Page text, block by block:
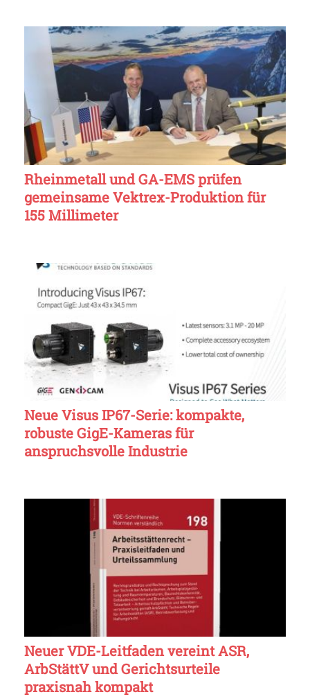
Rheinmetall und GA-EMS prüfen
gemeinsame Vektrex-Produktion für
155 Millimeter
Neue Visus IP67-Serie: kompakte,
robuste GigE-Kameras für
anspruchsvolle Industrie
Neuer VDE-Leitfaden vereint ASR,
ArbStättV und Gerichtsurteile
praxisnah kompakt